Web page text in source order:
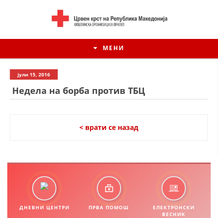
МЕНИ
ИСТОРИЈАТ НА ЦКРСМ
ИСТОРИЈАТ НА ДВИЖЕЊЕТО
јули 15, 2016
Недела на борба против ТБЦ
< врати се назад
ДНЕВНИ ЦЕНТРИ ПРВА ПОМОШ
ЕЛЕКТРОНСКИ
ВЕСНИК